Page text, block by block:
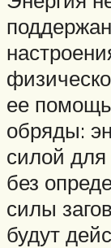
ее
обряды:
силой для
без
силы
будут